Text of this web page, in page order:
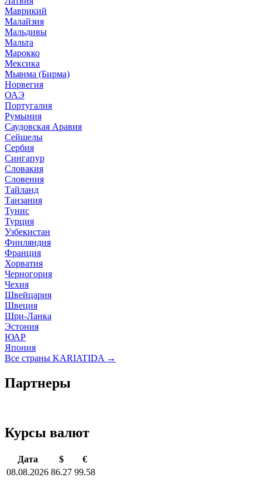
Маврикий
Малайзия
Мальдивы
Мальта
Марокко
Мексика
Мьянма (Бирма)
Норвегия
ОАЭ
Португалия
Румыния
Саудовская Аравия
Сейшелы
Сербия
Сингапур
Словакия
Словения
Тайланд
Танзания
Тунис
Турция
Узбекистан
Финляндия
Франция
Хорватия
Черногория
Чехия
Швейцария
Швеция
Шри-Ланка
Эстония
ЮАР
Япония
Все страны KARIATIDA →
Партнеры
Курсы валют
Дата $
€
08.08.2026 86.27 99.58